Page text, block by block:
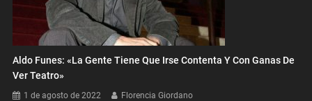
Aldo Funes: «La Gente Tiene Que Irse Contenta Y Con Ganas De
Ver Teatro»
1 de agosto de 2022 Florencia Giordano